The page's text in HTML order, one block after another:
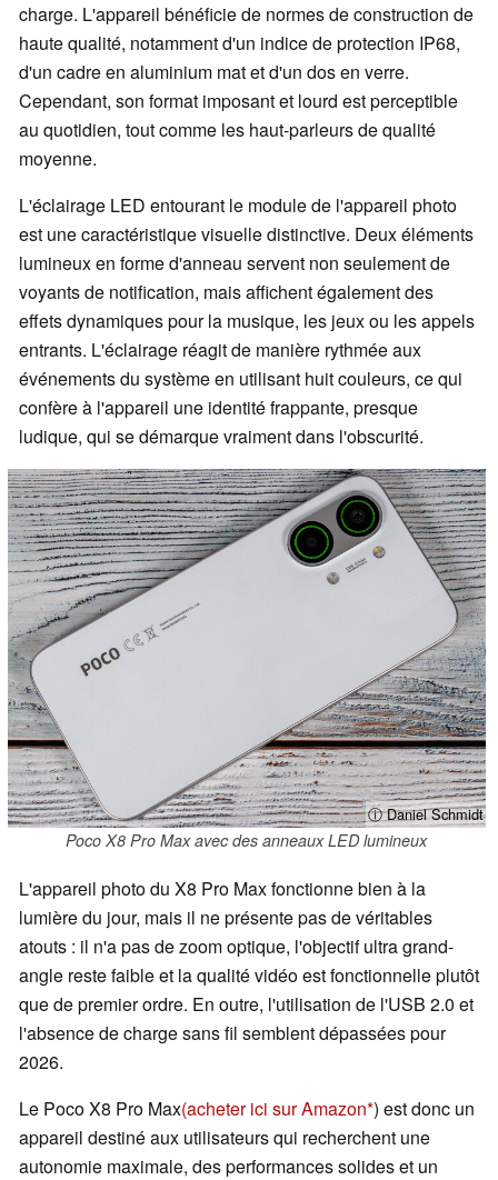
charge. L'appareil bénéficie de normes de construction de
haute qualité, notamment d'un indice de protection IP68,
d'un cadre en aluminium mat et d'un dos en verre.
Cependant, son format imposant et lourd est perceptible
au quotidien, tout comme les haut-parleurs de qualité
moyenne.
L'éclairage LED entourant le module de l'appareil photo
est une caractéristique visuelle distinctive. Deux éléments
lumineux en forme d'anneau servent non seulement de
voyants de notification, mais affichent également des
effets dynamiques pour la musique, les jeux ou les appels
entrants. L'éclairage réagit de manière rythmée aux
événements du système en utilisant huit couleurs, ce qui
confère à l'appareil une identité frappante, presque
ludique, qui se démarque vraiment dans l'obscurité.
ⓘ Daniel Schmidt
Poco X8 Pro Max avec des anneaux LED lumineux
L'appareil photo du X8 Pro Max fonctionne bien à la
lumière du jour, mais il ne présente pas de véritables
atouts : il n'a pas de zoom optique, l'objectif ultra grand-
angle reste faible et la qualité vidéo est fonctionnelle plutôt
que de premier ordre. En outre, l'utilisation de l'USB 2.0 et
l'absence de charge sans fil semblent dépassées pour
2026.
Le Poco X8 Pro Max(acheter ici sur Amazon ) est donc un
appareil destiné aux utilisateurs qui recherchent une
autonomie maximale, des performances solides et un